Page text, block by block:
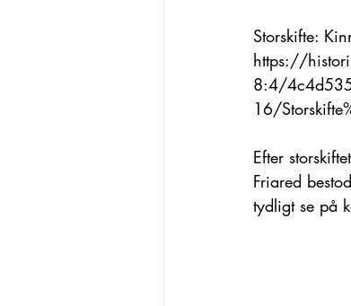
Storskifte:
https://
8:4/
16/
Efter
Friared
tydligt se på